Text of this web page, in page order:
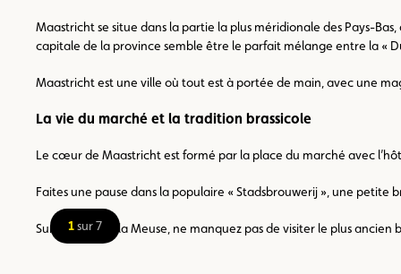
Maastricht se situe dans la partie la plus méridionale des Pays-
capitale de la province semble être le parfait mélange entre la «
Maastricht est une ville où tout est à portée de main, avec une
La vie du marché et la tradition brassicole
Le cœur de Maastricht est formé par la place du marché avec
Faites une pause dans la populaire « Stadsbrouwerij », une
Sur les rives de la Meuse, ne manquez pas de visiter le plus
1sur 7